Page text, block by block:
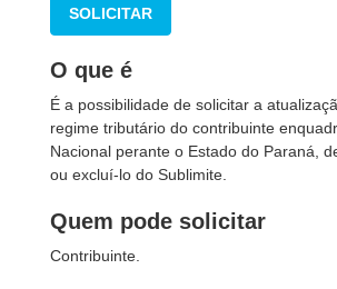
SOLICITAR
O que é
É a possibilidade de solicitar a
regime tributário do contribuinte
Nacional perante o Estado do Paraná,
ou excluí-lo do Sublimite.
Quem pode solicitar
Contribuinte.